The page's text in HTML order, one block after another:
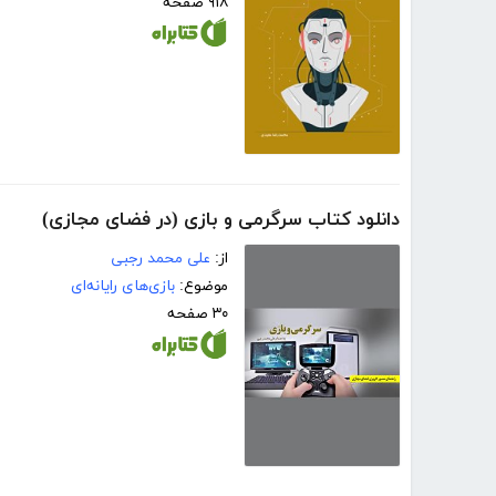
دانلود کتاب سرگرمی و بازی (در فضای مجازی)
از: علی محمد رجبی
موضوع: بازی‌های رایانه‌ای
۳۰ صفحه